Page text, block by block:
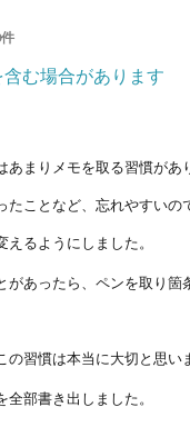
む場合があります
まりメモを取る習慣があ
たことなど、忘れやすいの
るようにしました。
あったら、ペンを取り箇
習慣は本当に大切と思い
部書き出しました。